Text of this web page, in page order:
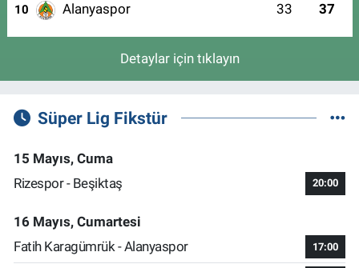
10 Alanyaspor 33 37
Detaylar için tıklayın
Süper Lig Fikstür
15 Mayıs, Cuma
Rizespor - Beşiktaş
20:00
16 Mayıs, Cumartesi
Fatih Karagümrük - Alanyaspor
17:00